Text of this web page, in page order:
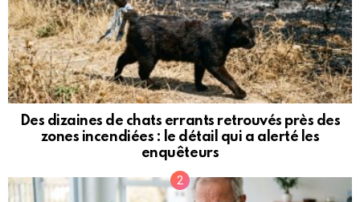
Des dizaines de chats errants retrouvés près des
zones incendiées : le détail qui a alerté les
enquêteurs